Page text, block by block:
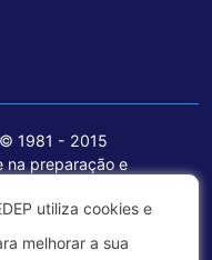
1981 - 2015
na preparação e
de tecnologia de
de serviços voltados
seguras e
utiliza cookies e
melhorar a sua